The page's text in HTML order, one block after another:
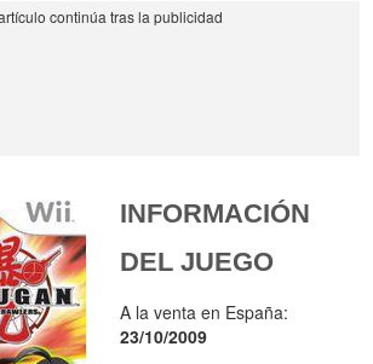
INFORMACIÓN
DEL JUEGO
A la venta en España:
23/10/2009